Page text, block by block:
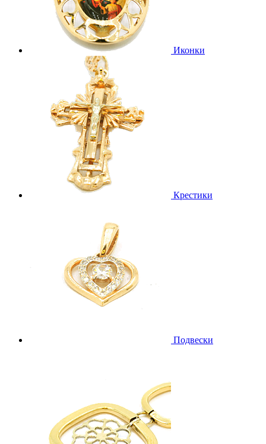
Иконки
Крестики
Подвески